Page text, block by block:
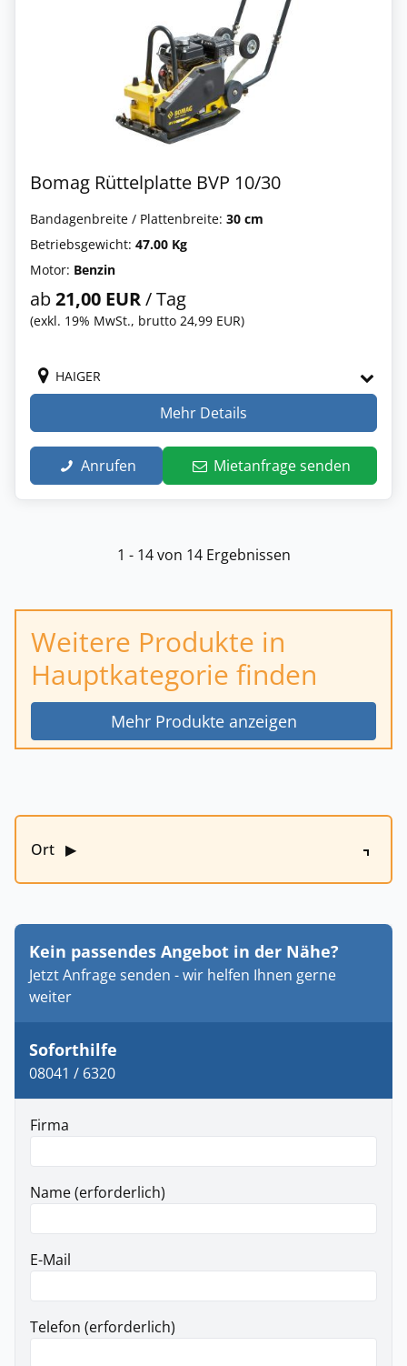
Bomag Rüttelplatte BVP 10/30
Bandagenbreite / Plattenbreite: 30 cm
Betriebsgewicht: 47.00 Kg
Motor: Benzin
ab21,00 EUR/ Tag
(exkl. 19% MwSt., brutto 24,99 EUR)
HAIGER
Mehr Details
Anrufen Mietanfrage senden
1 - 14 von 14 Ergebnissen
Weitere Produkte in
Hauptkategorie finden
Mehr Produkte anzeigen
Ort ▶
Kein passendes Angebot in der Nähe?
Jetzt Anfrage senden - wir helfen Ihnen gerne
weiter
Soforthilfe
08041 / 6320
Firma
Name (erforderlich)
E-Mail
Telefon (erforderlich)